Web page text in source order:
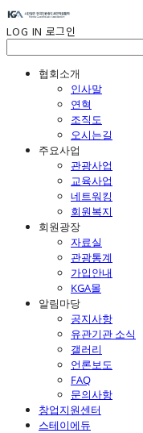
LOG IN 로그인
협회소개
인사말
연혁
조직도
오시는길
주요사업
관광사업
교육사업
네트워킹
회원복지
회원광장
자료실
관광통계
가입안내
KGA몰
알림마당
공지사항
유관기관 소식
갤러리
언론보도
FAQ
문의사항
창업지원센터
스테이에듀